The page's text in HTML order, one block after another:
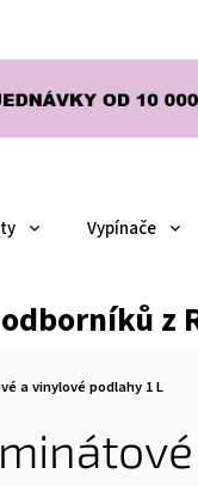
Vypínače
z
a vinylové podlahy 1 L